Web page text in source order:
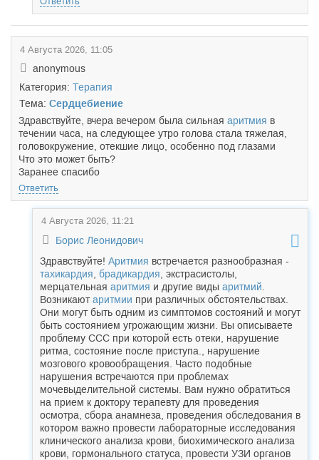
4 Августа 2026, 11:05
anonymous
Категория: Терапия
Тема: Сердцебиение
Здравствуйте, вчера вечером была сильная аритмия в
течении часа, на следующее утро голова стала тяжелая,
головокружение, отекшие лицо, особенно под глазами
Что это может быть?
Заранее спасибо
Ответить
4 Августа 2026, 11:21
Борис Леонидович
Здравствуйте! Аритмия встречается разнообразная -
тахикардия брадикардия , экстрасистолы,
мерцательная аритмия и другие виды аритмий
Возникаютаритмии при различных обстоятельствах.
Они могут быть одним из симптомов состояний и могут
быть состоянием угрожающим жизни. Вы описываете
проблему ССС при которой есть отеки, нарушение
ритма, состояние после приступа., нарушение
мозгового кровообращения. Часто подобные
нарушения встречаются при проблемах
мочевыделительной системы. Вам нужно обратиться
на прием к доктору терапевту для проведения
осмотра, сбора анамнеза, проведения обследования в
котором важно провести лабораторные исследования
клинического анализа крови, биохимического анализа
крови, гормонального статуса, провести УЗИ органов